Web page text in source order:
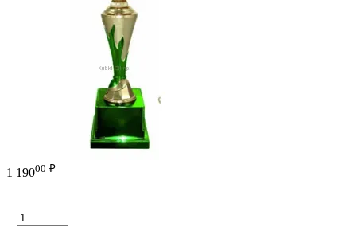
1 19000 ₽
+ −